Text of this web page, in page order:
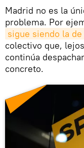
Madrid no es la
problema. Por
sigue siendo la
colectivo que,
continúa
concreto.